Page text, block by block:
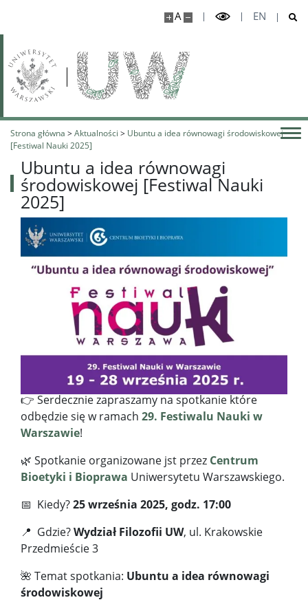
A EN
Strona główna >Aktualności > Ubuntu a idea równowagi środowiskowej
[Festiwal Nauki 2025]
Ubuntu a idea równowagi
środowiskowej [Festiwal Nauki
2025]
👉 Serdecznie zapraszamy na spotkanie które
odbędzie się w ramach 29. Festiwalu Nauki w
Warszawie!
🌿 Spotkanie organizowane jst przez Centrum
Bioetyki i Bioprawa Uniwersytetu Warszawskiego.
📅 Kiedy?25 września 2025, godz. 17:00
📍 Gdzie?Wydział Filozofii UW, ul. Krakowskie
Przedmieście 3
🌺 Temat spotkania: Ubuntu a idea równowagi
środowiskowej